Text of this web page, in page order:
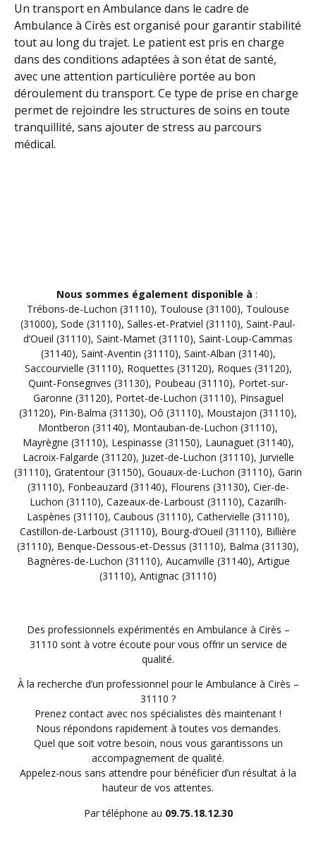
Un transport en Ambulance dans le cadre de
Ambulance à Cirès est organisé pour garantir stabilité
tout au long du trajet. Le patient est pris en charge
dans des conditions adaptées à son état de santé,
avec une attention particulière portée au bon
déroulement du transport. Ce type de prise en charge
permet de rejoindre les structures de soins en toute
tranquillité, sans ajouter de stress au parcours
médical.
Nous sommes également disponible à :
Trébons-de-Luchon (31110), Toulouse (31100), Toulouse
(31000), Sode (31110), Salles-et-Pratviel (31110), Saint-Paul-
d’Oueil (31110), Saint-Mamet (31110), Saint-Loup-Cammas
(31140), Saint-Aventin (31110), Saint-Alban (31140),
Saccourvielle (31110), Roquettes (31120), Roques (31120),
Quint-Fonsegrives (31130), Poubeau (31110), Portet-sur-
Garonne (31120), Portet-de-Luchon (31110), Pinsaguel
(31120), Pin-Balma (31130), Oô (31110), Moustajon (31110),
Montberon (31140), Montauban-de-Luchon (31110),
Mayrègne (31110), Lespinasse (31150), Launaguet (31140),
Lacroix-Falgarde (31120), Juzet-de-Luchon (31110), Jurvielle
(31110), Gratentour (31150), Gouaux-de-Luchon (31110), Garin
(31110), Fonbeauzard (31140), Flourens (31130), Cier-de-
Luchon (31110), Cazeaux-de-Larboust (31110), Cazarilh-
Laspènes (31110), Caubous (31110), Cathervielle (31110),
Castillon-de-Larboust (31110), Bourg-d’Oueil (31110), Billière
(31110), Benque-Dessous-et-Dessus (31110), Balma (31130),
Bagnères-de-Luchon (31110), Aucamville (31140), Artigue
(31110), Antignac (31110)
Des professionnels expérimentés en Ambulance à Cirès –
31110 sont à votre écoute pour vous offrir un service de
qualité.
À la recherche d’un professionnel pour le Ambulance à Cirès –
31110 ?
Prenez contact avec nos spécialistes dès maintenant !
Nous répondons rapidement à toutes vos demandes.
Quel que soit votre besoin, nous vous garantissons un
accompagnement de qualité.
Appelez-nous sans attendre pour bénéficier d’un résultat à la
hauteur de vos attentes.
Par téléphone au 09.75.18.12.30